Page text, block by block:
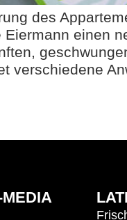
des
einen
verschiedene